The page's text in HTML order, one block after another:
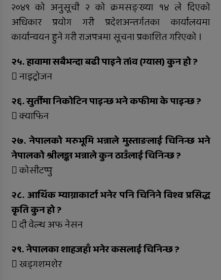
२०४९ को अनुसूची २ को क्रमसङ्ख्या १४ ले दिएको
अधिकार प्रयोग गरी प्रदेशअन्तर्गतका कार्यालयमा
कार्यान्वयन हुने गरी राजपत्रमा सूचना प्रकाशित गरिएको ।
२५. हावामा सबैभन्दा बढी पाइने तìव (ग्यास) कुन हो ?
 नाइट्रोजन
२६. सुर्तीमा निकोटिन पाइन्छ भने कफीमा के पाइन्छ ?
 क्याफिन
२७. नेपालको मरुभूमि भन्नाले मुस्ताङलाई चिनिन्छ भने
नेपालको श्रीलङ्का भन्नाले कुन ठाउँलाई चिनिन्छ ?
 कोसीटप्पु
२८. आर्थिक म्याग्नाकार्टा भनेर पनि चिनिने विश्व प्रसिद्ध
कृति कुन हो ?
 दी वेल्थ अफ नेसन
२९. नेपालका शाहजहाँ भनेर कसलाई चिनिन्छ ?
 खड्गशमशेर